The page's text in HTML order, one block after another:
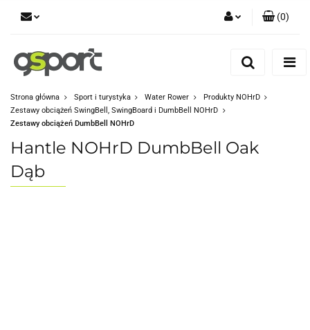
Dodaj zgłoszenie
Zgody cookies
(0)
Strona główna Sport i turystyka Water Rower
Produkty NOHrD
Zestawy obciążeń SwingBell, SwingBoard i DumbBell NOHrD
Zestawy obciążeń DumbBell NOHrD
Hantle NOHrD DumbBell Oak
Dąb